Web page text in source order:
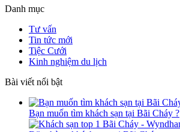
Danh mục
Tư vấn
Tin tức mới
Tiệc Cưới
Kinh nghiệm du lịch
Bài viết nổi bật
Bạn muốn tìm khách sạn tại Bãi Cháy ?